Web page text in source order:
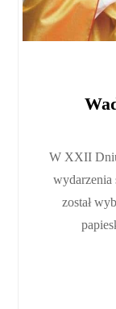
W XXII
wydarzenia
został